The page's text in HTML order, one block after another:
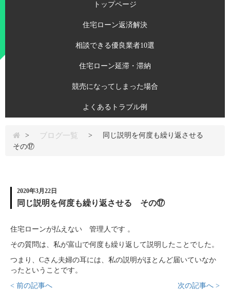
トップページ
住宅ローン返済解決
相談できる優良業者10選
住宅ローン延滞・滞納
競売になってしまった場合
よくあるトラブル例
> ブログ一覧 >
同じ説明を何度も繰り返させる
その⑰
2020年3月22日
同じ説明を何度も繰り返させる その⑰
住宅ローンが払えない 管理人です 。
その質問は、私が富山で何度も繰り返して説明したことでした。
つまり、Cさん夫婦の耳には、私の説明がほとんど届いていなか
ったということです。
< 前の記事へ
次の記事へ >